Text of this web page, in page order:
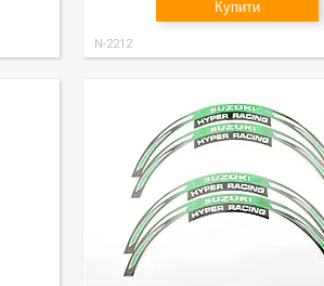
Купити
N-2212